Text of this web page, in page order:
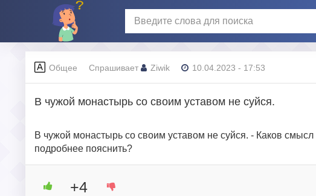
Общее Спрашивает Ziwik 10.04.2023 - 17:53
В чужой монастырь со своим уставом не суйся.
В чужой монастырь со своим уставом не суйся. - Каков
подробнее пояснить?
+4